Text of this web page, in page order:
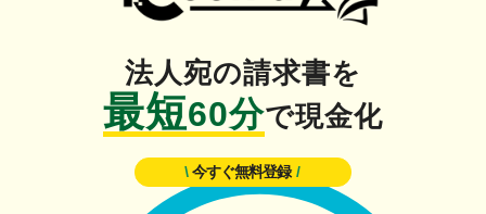
法人宛の請求書を
最短60分で現金化
/今すぐ無料登録 /